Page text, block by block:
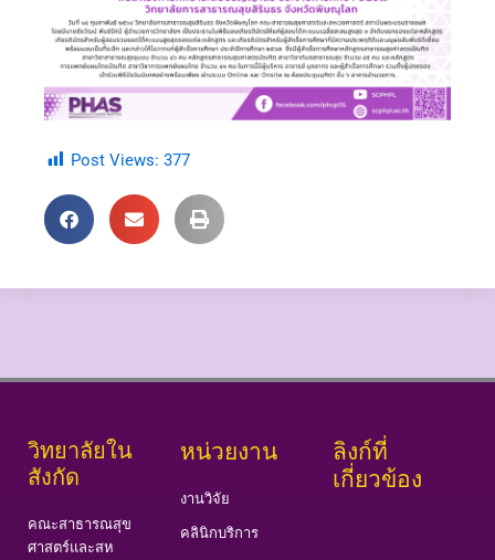
Post Views: 377
วิทยาลัยใน
สังกัด
คณะสาธารณสุข
ศาสตร์และสห
หน่วยงาน
งานวิจัย
คลินิกบริการ
ลิงก์ที่
เกี่ยวข้อง